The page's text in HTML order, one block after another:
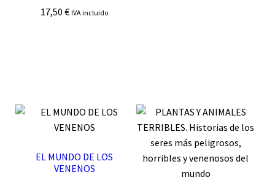
17,50€ IVA incluido
EL MUNDO DE LOS
VENENOS